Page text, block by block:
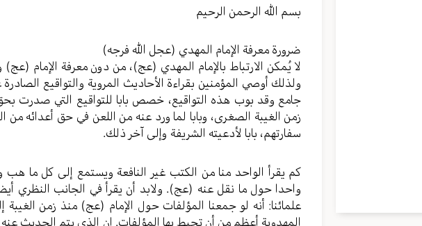
بسم الله الرحمن الرحيم
ضرورة معرفة الإمام المهدي (عجل الله فرجه)
لا يُمكن الارتباط بالإمام المهدي (عج)، من دون معرفة الإمام (عج)
ولذلك أوصي المؤمنين بقراءة الأحاديث المروية والتواقيع
جامع وقد بوب هذه التواقيع، خصص بابا للتواقيع التي صدرت بحق
زمن الغيبة الصغرى، وبابا لما ورد عنه من اللعن في حق أعدائه من
سفارتهم، بابا لأدعيته الشريفة وإلى آخر ذلك.
كم يقرأ الواحد منا من الكتب غير النافعة ويستمع إلى كل ما هب
واحدا حول ما نقل عنه (عج). ولابد أن يقرأ في الجانب النظري
علمائنا: أنه لو جمعنا المؤلفات حول الإمام (عج) منذ زمن
المهدوية أعظم من أن تحيط بها المؤلفات. إن الذي يتم الحديث